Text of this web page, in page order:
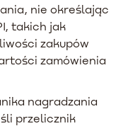
nie określając
takich jak
zakupów
zamówienia
nagradzania
przelicznik